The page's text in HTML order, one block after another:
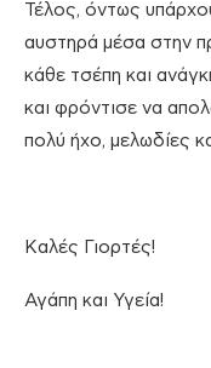
Τέλος, όντως
αυστηρά μέσα στην
κάθε τσέπη και
και φρόντισε να
πολύ ήχο, μελωδίες
Καλές Γιορτές!
Αγάπη και Υγεία!